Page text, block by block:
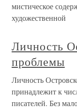
мистическое
художественной
Личность
проблемы
Личность
принадлежит к
писателей. Без